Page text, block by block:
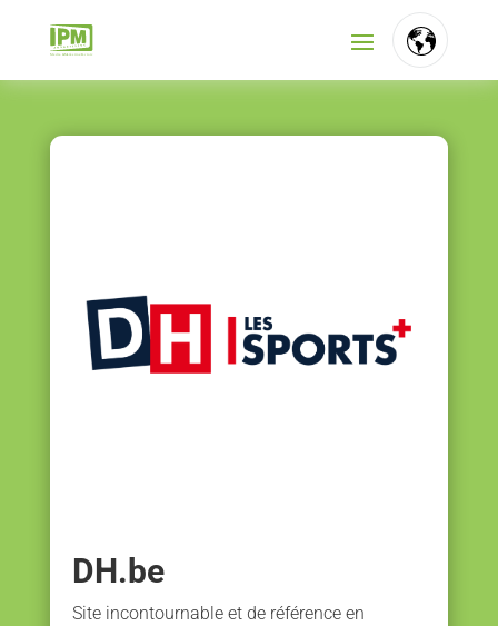
DH.be
Site incontournable et de référence en